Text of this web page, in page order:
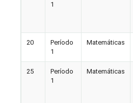
1
20
Período
1
Matemáticas
25
Período
1
Matemáticas